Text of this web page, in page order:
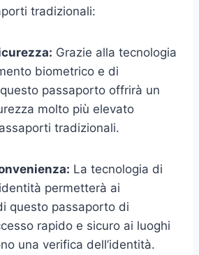
tradizionali:
Grazie alla tecnologia
biometrico e di
passaporto offrirà un
molto più elevato
tradizionali.
La tecnologia di
permetterà ai
questo passaporto di
rapido e sicuro ai luoghi
una verifica dell’identità.